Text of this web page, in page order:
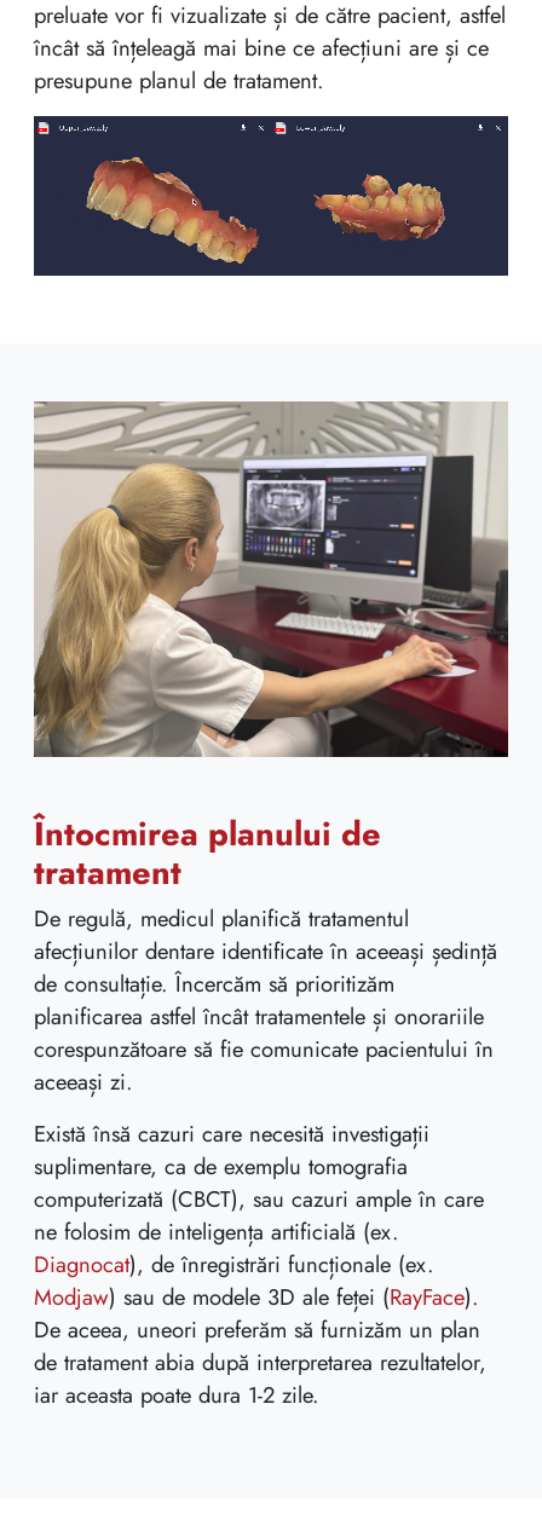
preluate vor fi vizualizate și de către pacient, astfel
încât să înțeleagă mai bine ce afecțiuni are și ce
presupune planul de tratament.
Întocmirea planului de
tratament
De regulă, medicul planifică tratamentul
afecțiunilor dentare identificate în aceeași ședință
de consultație. Încercăm să prioritizăm
planificarea astfel încât tratamentele și onorariile
corespunzătoare să fie comunicate pacientului în
aceeași zi.
Există însă cazuri care necesită investigații
suplimentare, ca de exemplu tomografia
computerizată (CBCT), sau cazuri ample în care
ne folosim de inteligența artificială (ex.
Diagnocat), de înregistrări funcționale (ex.
Modjaw) sau de modele 3D ale feței (RayFace).
De aceea, uneori preferăm să furnizăm un plan
de tratament abia după interpretarea rezultatelor,
iar aceasta poate dura 1-2 zile.